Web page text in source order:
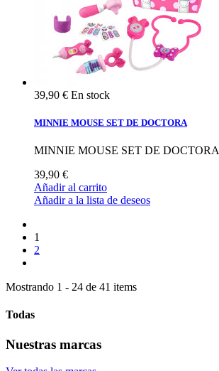
39,90 € En stock
MINNIE MOUSE SET DE DOCTORA
MINNIE MOUSE SET DE DOCTORA
39,90 €
Añadir al carrito
Añadir a la lista de deseos
1
2
Mostrando 1 - 24 de 41 items
Todas
Nuestras marcas